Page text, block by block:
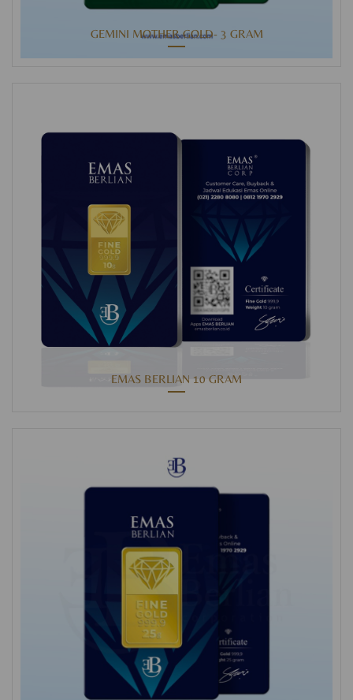
GEMINI MOTHER GOLD- 3 GRAM
EMAS BERLIAN 10 GRAM